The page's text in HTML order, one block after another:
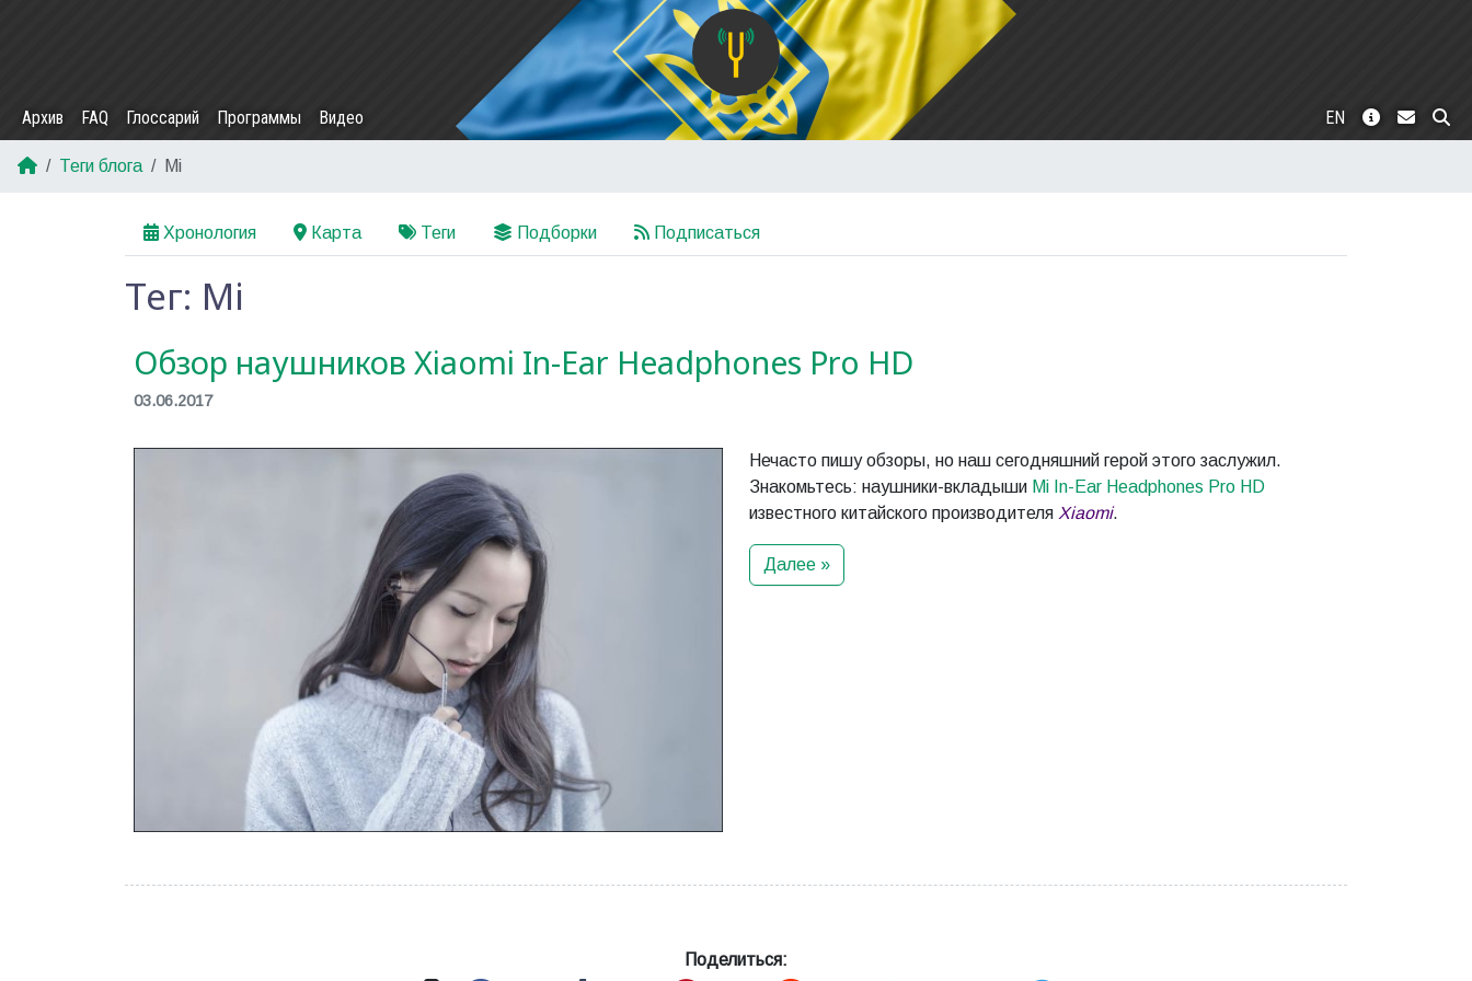
Архив FAQ Глоссарий Программы Видео EN
Теги блога Mi
Хронология Карта Теги Подборки Подписаться
Тег: Mi
Обзор наушников Xiaomi In-Ear Headphones Pro HD
03.06.2017
Нечасто пишу обзоры, но наш сегодняшний герой этого заслужил.
Знакомьтесь: наушники-вкладыши Mi In-Ear Headphones Pro HD
известного китайского производителя Xiaomi.
Далее »
Поделиться: